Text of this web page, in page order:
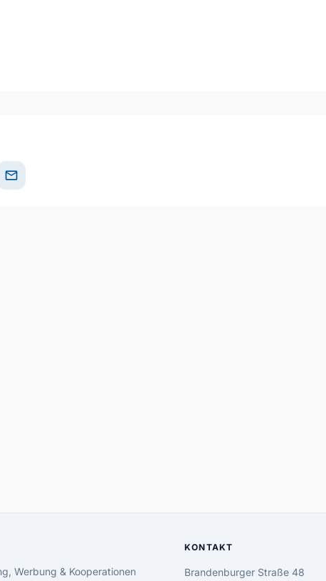
mail
Werbung & Kooperationen
KONTAKT
Brandenburger Straße 48